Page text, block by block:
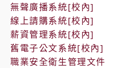
無聲廣播系統[校內]
線上請購系統[校內]
薪資管理系統[校內]
舊電子公文系統[校內]
職業安全衛生管理文件